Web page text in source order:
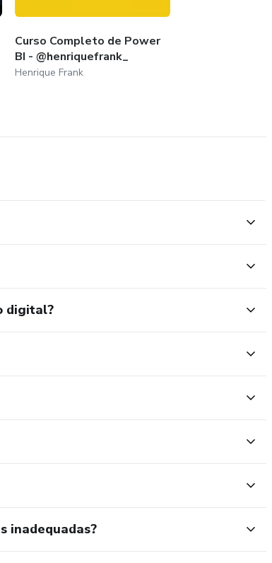
Curso Completo de Power
BI - @henriquefrank_
Henrique Frank
digital?
inadequadas?